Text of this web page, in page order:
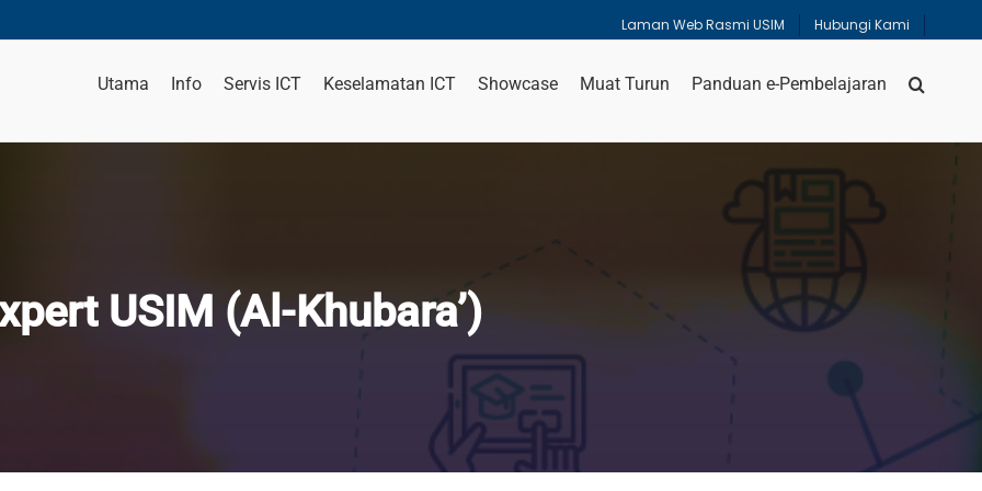
Laman Web Rasmi USIM Hubungi Kami
Utama Info Servis ICT Keselamatan ICT Showcase Muat Turun Panduan e-Pembelajaran
USIM (Al-Khubara’)